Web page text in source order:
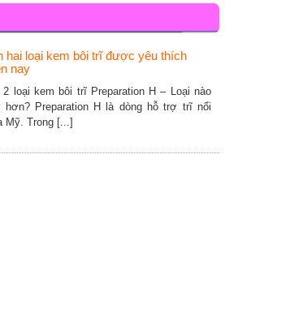
hai loại kem bôi trĩ được yêu thích
nay
2 loại kem bôi trĩ Preparation H – Loại nào
hơn? Preparation H là dòng hỗ trợ trĩ nổi
Mỹ. Trong [...]